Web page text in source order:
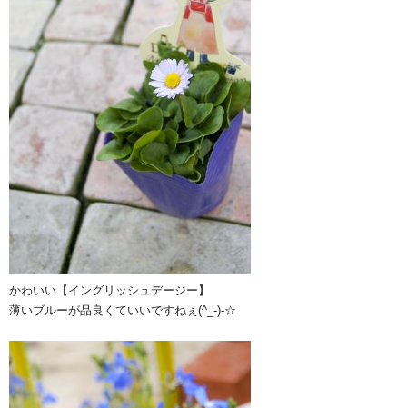
かわいい【イングリッシュデージー】
薄いブルーが品良くていいですねぇ(^_-)-☆